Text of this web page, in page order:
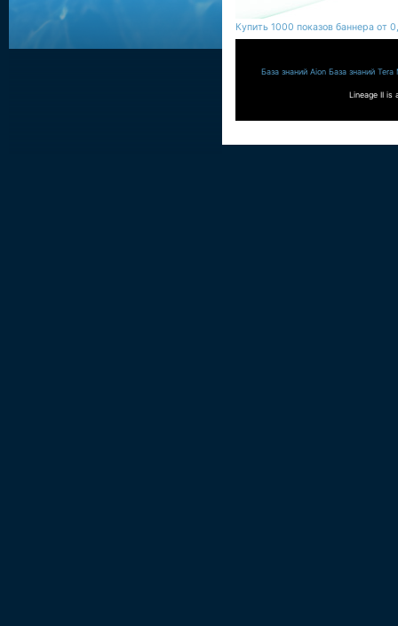
Купить 1000 показов баннера от
База знаний Aion База знаний Tera
Lineage II is